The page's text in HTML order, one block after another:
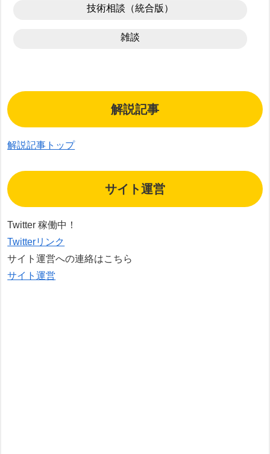
技術相談（統合版）
雑談
解説記事
解説記事トップ
サイト運営
Twitter 稼働中！
Twitterリンク
サイト運営への連絡はこちら
サイト運営